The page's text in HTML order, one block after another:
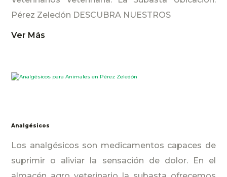
Pérez Zeledón DESCUBRA NUESTROS
Ver Más
Analgésicos
Los analgésicos son medicamentos capaces de
suprimir o aliviar la sensación de dolor. En el